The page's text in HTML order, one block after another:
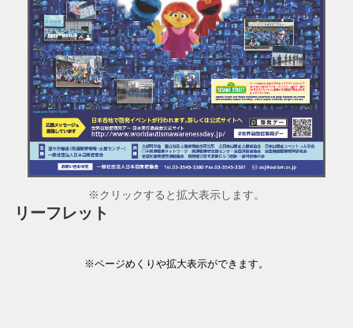
※クリックすると拡大表示します。
リーフレット
※ページめくりや拡大表示ができます。